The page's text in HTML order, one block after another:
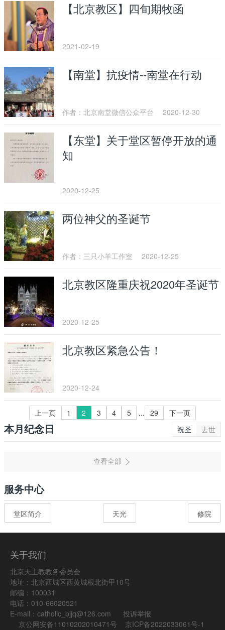
【北京教区】四旬期牧函
2021-02-19
【南堂】抗疫情--南堂在行动
作者：北京南堂微信公众平台 2020-12-30
【东堂】关于堂区暂停开放的通
知
2020-12-25
两位神父的圣诞节
作者：三只小羊工作室 2020-12-25
北京教区隆重庆祝2020年圣诞节
2020-12-25
北京教区紧急公告！
2020-12-24
上一页 1 2 3 4 5 ... 29 下一页
本月纪念日 祝圣 去世
服务中心
堂区简介 天光 修院
关于我们
北京天主教教务委员会
地址：北京西城区西黄城根北街甲10号
邮编：100031
电话：010-66020521
E-mail：catholic_bjjq@126.com 投诉举报
京公网安备11010202010471号
京ICP备2022033061号-1